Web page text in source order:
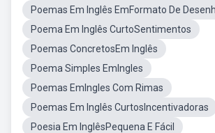
Poemas Em Inglês EmFormato De
Poema Em Inglês CurtoSentimentos
Poemas ConcretosEm Inglês
Poema Simples EmIngles
Poemas EmIngles Com Rimas
Poemas Em Inglês CurtosIncentivadoras
Poesia Em InglêsPequena E Fácil